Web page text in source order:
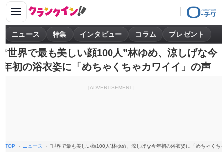
ニュース 特集 インタビュー コラム プレゼント
“世界で最も美しい顔100人”林ゆめ、涼しげな今
年初の浴衣姿に「めちゃくちゃカワイイ」の声
[ADVERTISEMENT]
TOP ニュース “世界で最も美しい顔100人”林ゆめ、涼しげな今年初の浴衣姿に「めちゃく